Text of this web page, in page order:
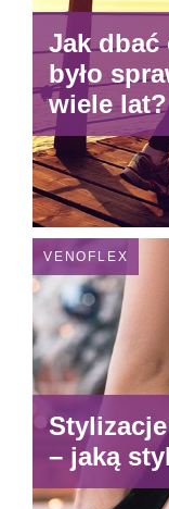
Jak dbać
było
wiele lat?
VENOFLEX
– jaką